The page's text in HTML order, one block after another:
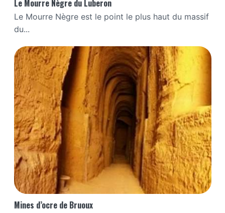
Le Mourre Nègre du Luberon
Le Mourre Nègre est le point le plus haut du massif
du...
Mines d’ocre de Bruoux